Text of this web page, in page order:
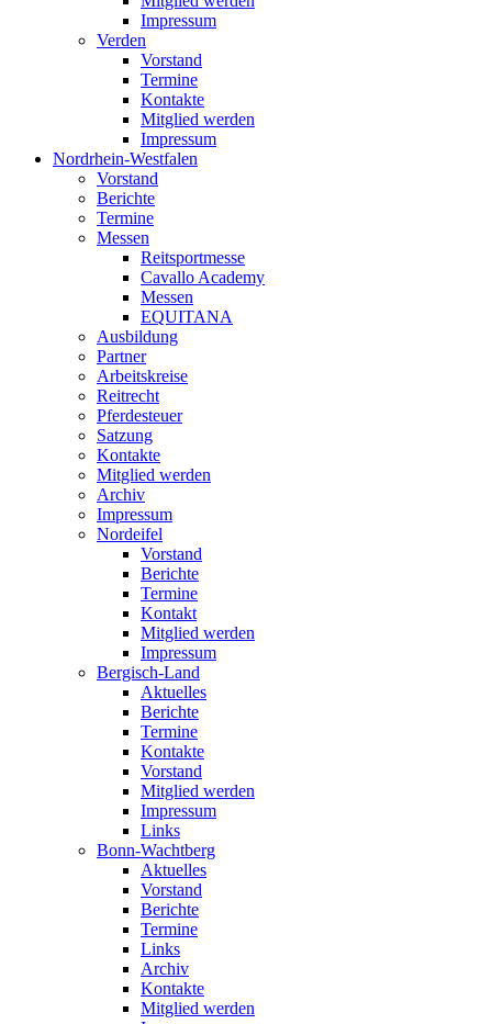
Impressum
Verden
Vorstand
Termine
Kontakte
Mitglied werden
Impressum
Nordrhein-Westfalen
Vorstand
Berichte
Termine
Messen
Reitsportmesse
Cavallo Academy
Messen
EQUITANA
Ausbildung
Partner
Arbeitskreise
Reitrecht
Pferdesteuer
Satzung
Kontakte
Mitglied werden
Archiv
Impressum
Nordeifel
Vorstand
Berichte
Termine
Kontakt
Mitglied werden
Impressum
Bergisch-Land
Aktuelles
Berichte
Termine
Kontakte
Vorstand
Mitglied werden
Impressum
Links
Bonn-Wachtberg
Aktuelles
Vorstand
Berichte
Termine
Links
Archiv
Kontakte
Mitglied werden